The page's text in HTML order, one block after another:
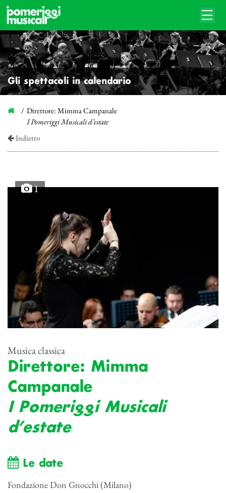
Gli spettacoli in calendario
Direttore: Mimma Campanale
I Pomeriggi Musicali d’estate
Indietro
1
Musica classica
Direttore: Mimma
Campanale
I Pomeriggi Musicali
d’estate
Le date
Fondazione Don Gnocchi (Milano)